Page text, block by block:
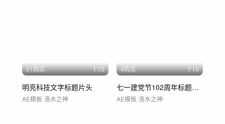
51购买 1'10
明亮科技文字标题片头
AE模板 洛水之神
4购买 1'10
七一建党节102周年标题片头
AE模板 洛水之神